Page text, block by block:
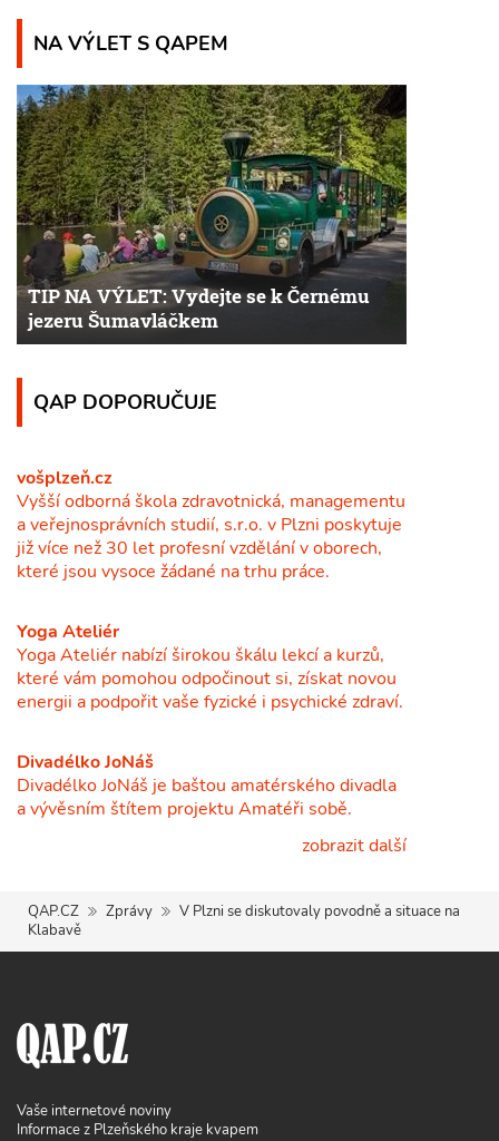
NA VÝLET S QAPEM
TIP NA VÝLET: Vydejte se k Černému
jezeru Šumavláčkem
QAP DOPORUČUJE
vošplzeň.cz
Vyšší odborná škola zdravotnická, managementu
a veřejnosprávních studií, s.r.o. v Plzni poskytuje
již více než 30 let profesní vzdělání v oborech,
které jsou vysoce žádané na trhu práce.
Yoga Ateliér
Yoga Ateliér nabízí širokou škálu lekcí a kurzů,
které vám pomohou odpočinout si, získat novou
energii a podpořit vaše fyzické i psychické zdraví.
Divadélko JoNáš
Divadélko JoNáš je baštou amatérského divadla
a vývěsním štítem projektu Amatéři sobě.
zobrazit další
QAP.CZ Zprávy
V Plzni se diskutovaly povodně a situace na
Klabavě
Vaše internetové noviny
Informace z Plzeňského kraje kvapem